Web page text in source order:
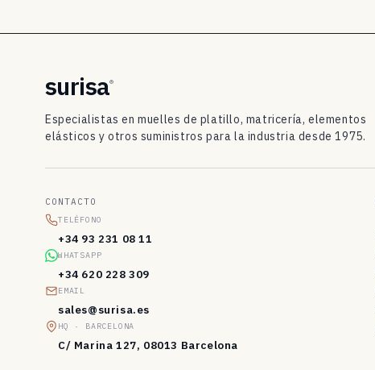
t
surisa®
Especialistas en muelles de platillo, matricería, elementos
elásticos y otros suministros para la industria desde 1975.
CONTACTO
TELÉFONO
+34 93 231 08 11
WHATSAPP
+34 620 228 309
EMAIL
sales@surisa.es
HQ · BARCELONA
C/ Marina 127, 08013 Barcelona